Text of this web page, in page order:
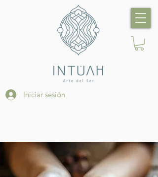
Iniciar sesión